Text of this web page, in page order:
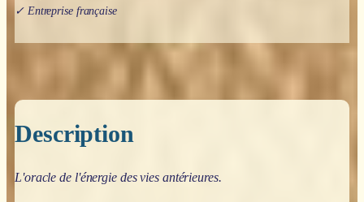
✓ Entreprise française
Description
L'oracle de l'énergie des vies antérieures.